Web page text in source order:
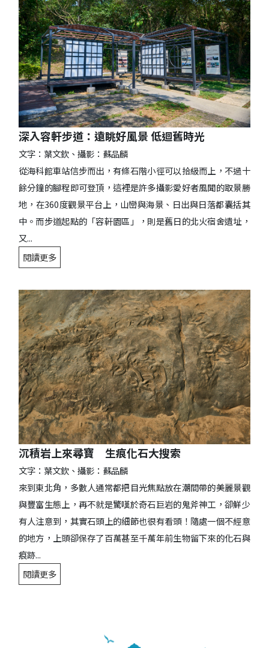
深入容軒步道：遠眺好風景 低迴舊時光
文字：葉文欽、攝影：蘇品麟
從海科館車站信步而出，有條石階小徑可以拾級而上，不過十
餘分鐘的腳程即可登頂，這裡是許多攝影愛好者風聞的取景勝
地，在360度觀景平台上，山巒與海景、日出與日落都囊括其
中。而步道起點的「容軒園區」，則是舊日的北火宿舍遺址，
又...
閱讀更多
沉積岩上來尋寶 生痕化石大搜索
文字：葉文欽、攝影：蘇品麟
來到東北角，多數人通常都把目光焦點放在潮間帶的美麗景觀
與豐富生態上，再不就是驚嘆於奇石巨岩的鬼斧神工，卻鮮少
有人注意到，其實石頭上的細節也很有看頭！隨處一個不經意
的地方，上頭卻保存了百萬甚至千萬年前生物留下來的化石與
痕跡...
閱讀更多